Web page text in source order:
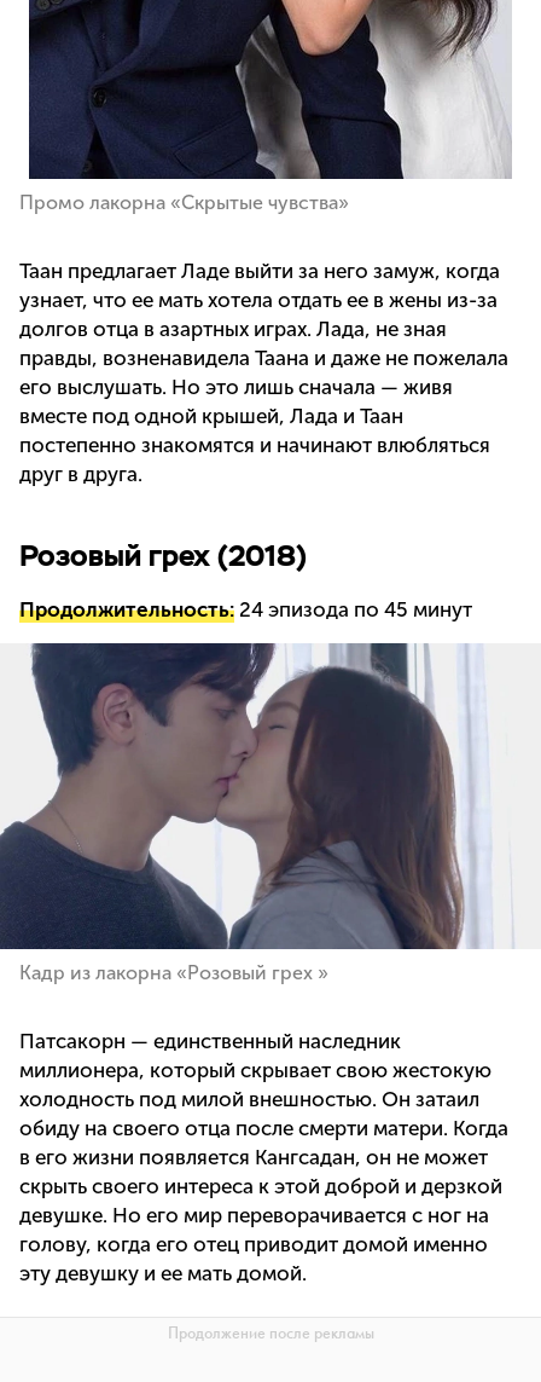
Промо лакорна «Скрытые чувства»
Таан предлагает Ладе выйти за него замуж, когда
узнает, что ее мать хотела отдать ее в жены из-за
долгов отца в азартных играх. Лада, не зная
правды, возненавидела Таана и даже не пожелала
его выслушать. Но это лишь сначала — живя
вместе под одной крышей, Лада и Таан
постепенно знакомятся и начинают влюбляться
друг в друга.
Розовый грех (2018)
Продолжительность: 24 эпизода по 45 минут
Кадр из лакорна «Розовый грех »
Патсакорн — единственный наследник
миллионера, который скрывает свою жестокую
холодность под милой внешностью. Он затаил
обиду на своего отца после смерти матери. Когда
в его жизни появляется Кангсадан, он не может
скрыть своего интереса к этой доброй и дерзкой
девушке. Но его мир переворачивается с ног на
голову, когда его отец приводит домой именно
эту девушку и ее мать домой.